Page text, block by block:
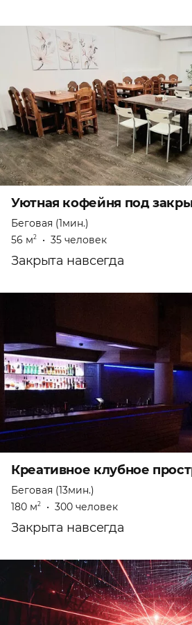
Уютная кофейня под
Беговая (1мин.)
56 м2 • 35 человек
Закрыта навсегда
Креативное клубное
Беговая (13мин.)
180 м2 • 300 человек
Закрыта навсегда